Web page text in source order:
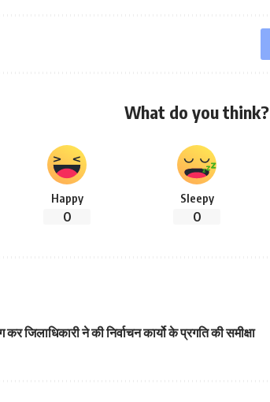
What do you think?
Happy
0
Sleepy
0
जिलाधिकारी ने की निर्वाचन कार्यो के प्रगति की समीक्षा